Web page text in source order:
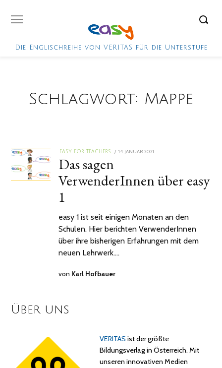
Die Englischreihe von VERITAS für die Unterstufe
Schlagwort: Mappe
EASY FOR TEACHERS
POSTED
14. JANUAR 2021
Das sagen
VerwenderInnen über easy
1
easy 1 ist seit einigen Monaten an den
Schulen. Hier berichten VerwenderInnen
über ihre bisherigen Erfahrungen mit dem
neuen Lehrwerk.…
von Karl Hofbauer
Über uns
VERITAS ist der größte
Bildungsverlag in Österreich. Mit
unseren innovativen Medien